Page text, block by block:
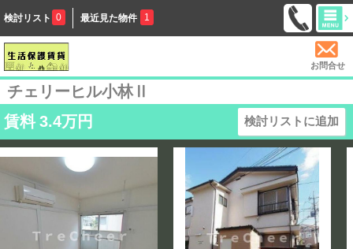
検討リスト 0 最近見た物件 1
お問合せ
チェリーヒル小林Ⅱ
賃料 3.4万円 検討リストに追加